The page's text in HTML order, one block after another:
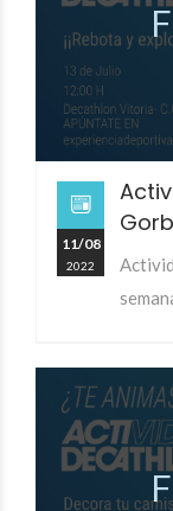
11/08
2022